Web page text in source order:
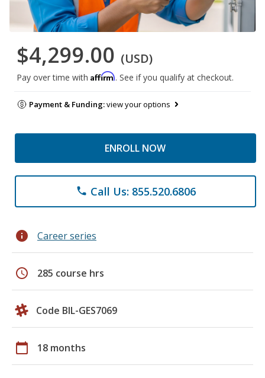
$4,299.00 (USD)
Pay over time with Affirm. See if you qualify at checkout.
Payment & Funding:view your options
ENROLL NOW
phone Call Us: 855.520.6806
info Career series
schedule 285 course hrs
Code BIL-GES7069
calendar_today 18 months